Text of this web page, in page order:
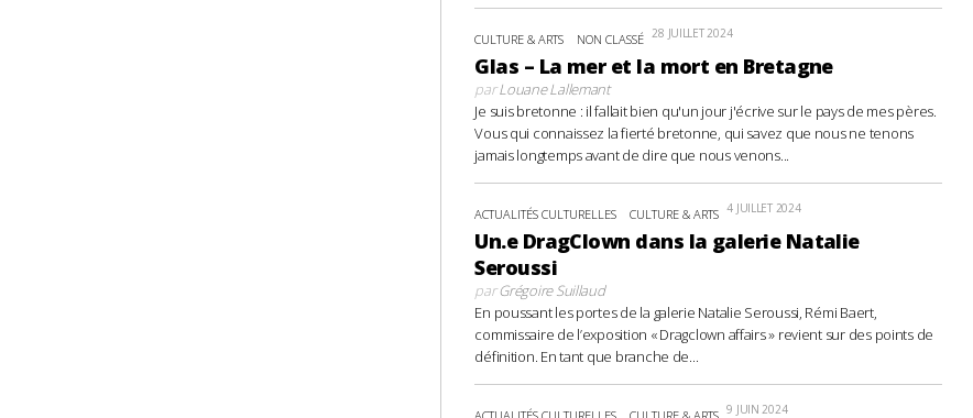
CULTURE & ARTS NON CLASSÉ 28 JUILLET 2024
Glas – La mer et la mort en Bretagne
parLouane Lallemant
Je suis bretonne : il fallait bien qu'un jour j'écrive sur le pays de mes pères.
Vous qui connaissez la fierté bretonne, qui savez que nous ne tenons
jamais longtemps avant de dire que nous venons...
ACTUALITÉS CULTURELLES CULTURE & ARTS 4 JUILLET 2024
Un.e DragClown dans la galerie Natalie
Seroussi
parGrégoire Suillaud
En poussant les portes de la galerie Natalie Seroussi, Rémi Baert,
commissaire de l’exposition « Dragclown affairs » revient sur des points de
définition. En tant que branche de...
9 JUIN 2024